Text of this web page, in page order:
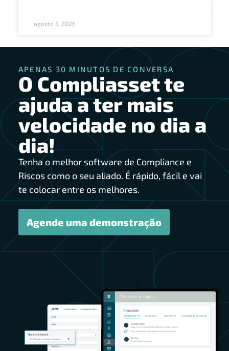
agosto 5, 2026
APENAS 30 MINUTOS DE CONVERSA
O Compliasset te
ajuda a ter mais
velocidade no dia a
dia!
Tenha o melhor software de Compliance e
Riscos como o seu aliado. É rápido, fácil e vai
te colocar entre os melhores.
Agende uma demonstração